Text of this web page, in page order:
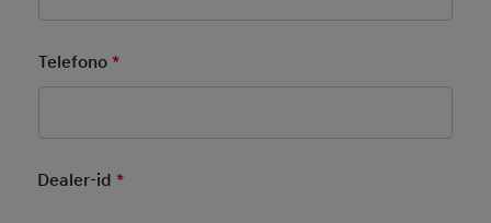
Telefono *Mandatory Field
Dealer-id*